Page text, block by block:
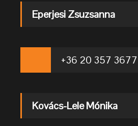
Eperjesi Zsuzsanna
+36 20 357 3677
Kovács-Lele Mónika